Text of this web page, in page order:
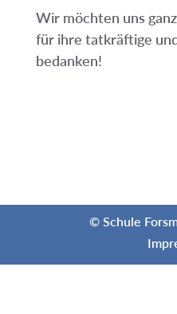
Wir möchten uns
für ihre tatkräftige
bedanken!
© Schule